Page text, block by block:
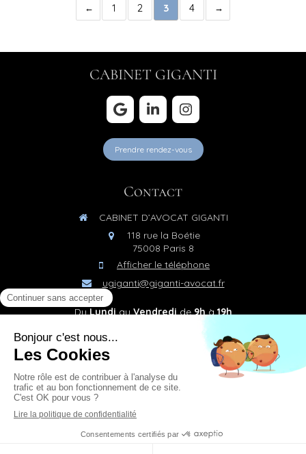
1 2 3 4
CABINET GIGANTI
Prendre rendez-vous
Contact
CABINET D’AVOCAT GIGANTI
118 rue la Boétie
75008 Paris 8
Afficher le téléphone
ugiganti@giganti-avocat.fr
DuLundiauVendredide9hà19h